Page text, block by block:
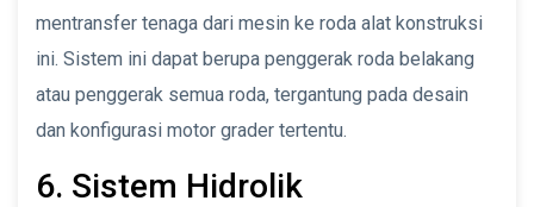
mentransfer tenaga dari mesin ke roda alat konstruksi
ini. Sistem ini dapat berupa penggerak roda belakang
atau penggerak semua roda, tergantung pada desain
dan konfigurasi motor grader tertentu.
6. Sistem Hidrolik